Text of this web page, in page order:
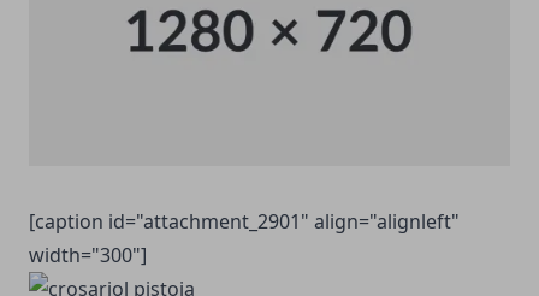
[caption id="attachment_2901" align="alignleft"
width="300"]